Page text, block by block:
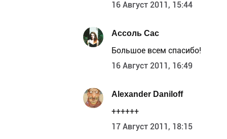
16 Август 2011, 15:44
Ассоль Сас
Большое всем спасибо!
16 Август 2011, 16:49
Alexander Daniloff
++++++
17 Август 2011, 18:15